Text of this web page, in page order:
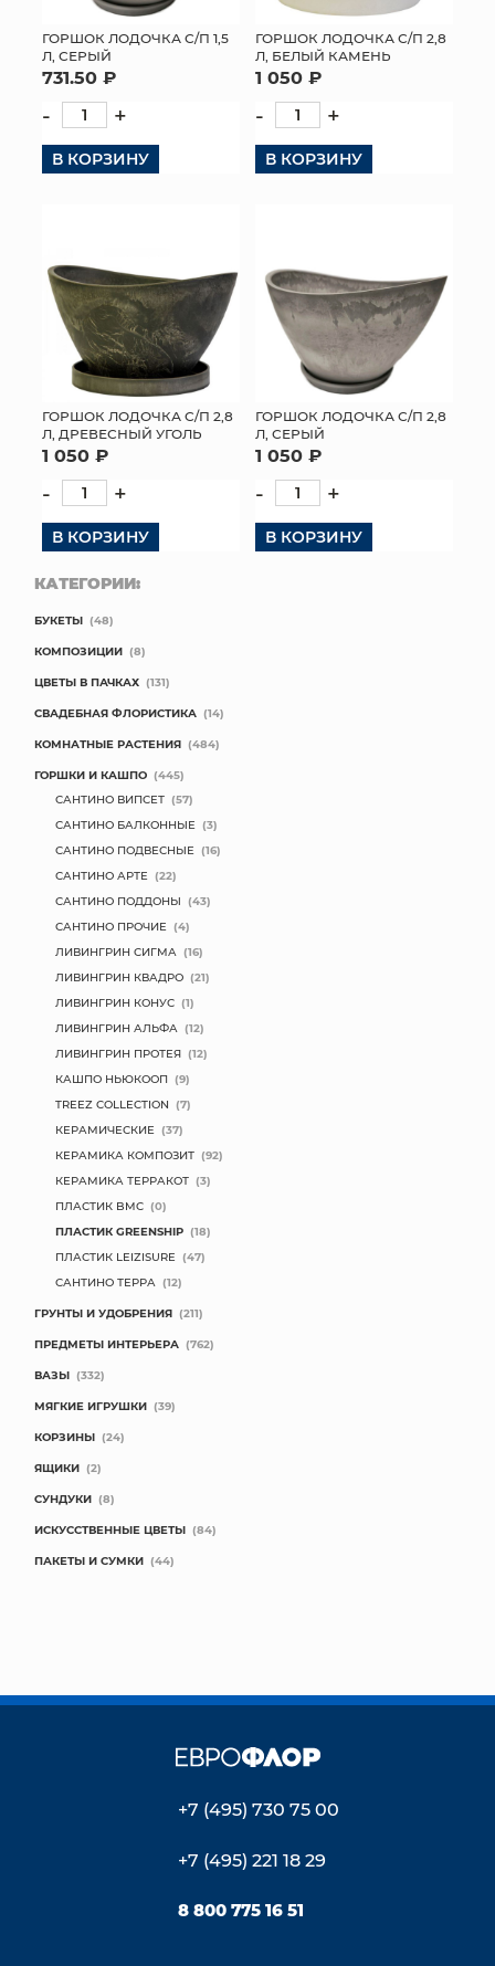
ГОРШОК ЛОДОЧКА С/П 1,5
Л, СЕРЫЙ
731.50 ₽
- +
В КОРЗИНУ
ГОРШОК ЛОДОЧКА С/П 2,8
Л, БЕЛЫЙ КАМЕНЬ
1 050 ₽
- +
В КОРЗИНУ
ГОРШОК ЛОДОЧКА С/П 2,8
Л, ДРЕВЕСНЫЙ УГОЛЬ
1 050 ₽
- +
В КОРЗИНУ
ГОРШОК ЛОДОЧКА С/П 2,8
Л, СЕРЫЙ
1 050 ₽
- +
В КОРЗИНУ
КАТЕГОРИИ:
БУКЕТЫ (48)
КОМПОЗИЦИИ (8)
ЦВЕТЫ В ПАЧКАХ (131)
СВАДЕБНАЯ ФЛОРИСТИКА (14)
КОМНАТНЫЕ РАСТЕНИЯ (484)
ГОРШКИ И КАШПО (445)
САНТИНО ВИПСЕТ (57)
САНТИНО БАЛКОННЫЕ (3)
САНТИНО ПОДВЕСНЫЕ (16)
САНТИНО АРТЕ (22)
САНТИНО ПОДДОНЫ (43)
САНТИНО ПРОЧИЕ (4)
ЛИВИНГРИН СИГМА (16)
ЛИВИНГРИН КВАДРО (21)
ЛИВИНГРИН КОНУС (1)
ЛИВИНГРИН АЛЬФА (12)
ЛИВИНГРИН ПРОТЕЯ (12)
КАШПО НЬЮКООП (9)
TREEZ COLLECTION (7)
КЕРАМИЧЕСКИЕ (37)
КЕРАМИКА КОМПОЗИТ (92)
КЕРАМИКА ТЕРРАКОТ (3)
ПЛАСТИК BMC (0)
ПЛАСТИК GREENSHIP (18)
ПЛАСТИК LEIZISURE (47)
САНТИНО ТЕРРА (12)
ГРУНТЫ И УДОБРЕНИЯ (211)
ПРЕДМЕТЫ ИНТЕРЬЕРА (762)
ВАЗЫ (332)
МЯГКИЕ ИГРУШКИ (39)
КОРЗИНЫ (24)
ЯЩИКИ (2)
СУНДУКИ (8)
ИСКУССТВЕННЫЕ ЦВЕТЫ (84)
ПАКЕТЫ И СУМКИ (44)
+7 (495) 730 75 00
+7 (495) 221 18 29
8 800 775 16 51